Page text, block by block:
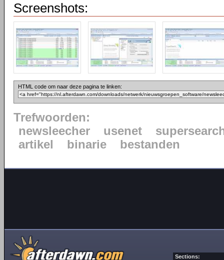
Screenshots:
HTML code om naar deze pagina te linken:
Trefwoorden:
newsleecher
usenet
artikel
binarie bestanden
Sections: